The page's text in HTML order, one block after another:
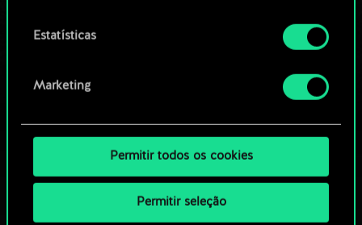
Estatísticas
Marketing
Permitir todos os cookies
Permitir seleção